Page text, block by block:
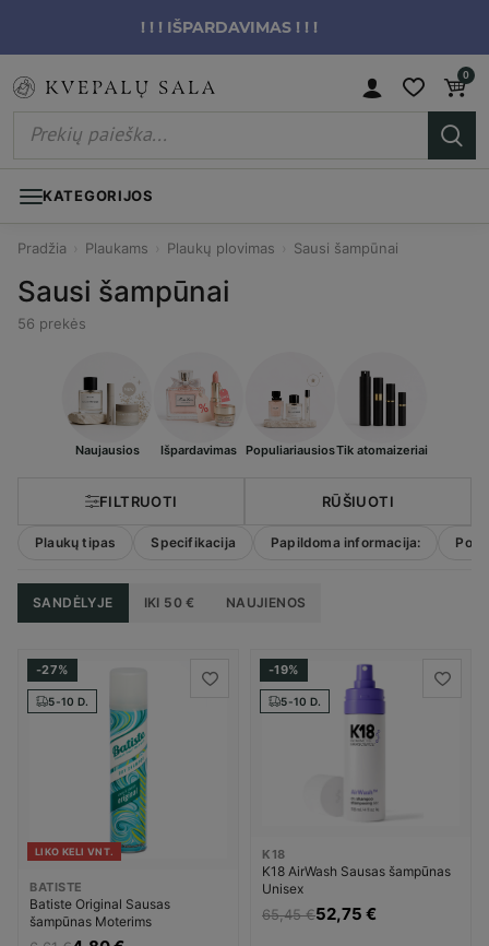
! ! ! IŠPARDAVIMAS ! ! !
0
KATEGORIJOS
Pradžia Plaukams Plaukų plovimas Sausi šampūnai
Sausi šampūnai
56 prekės
Naujausios Išpardavimas PopuliariausiosTik atomaizeriai
FILTRUOTI
Plaukų tipas Specifikacija Papildoma informacija:
RŪŠIUOTI
SANDĖLYJE IKI 50 € NAUJIENOS
-27%
5-10 D.
LIKO KELI VNT.
BATISTE
Batiste Original Sausas
šampūnas Moterims
-19%
5-10 D.
K18
K18 AirWash Sausas šampūnas
Unisex
65,45 €52,75 €